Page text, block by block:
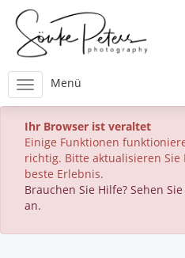
Menü
Ihr Browser ist veraltet
Einige Funktionen
richtig. Bitte aktualisieren
beste Erlebnis.
Brauchen Sie Hilfe? Sehen
an.